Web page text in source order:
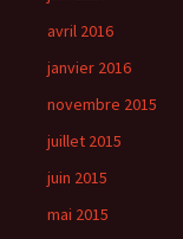
avril 2016
janvier 2016
novembre 2015
juillet 2015
juin 2015
mai 2015